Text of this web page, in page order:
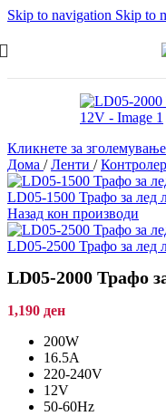
Skip to navigation Skip to
Кликнете за зголемување
Дома / Ленти /
LD05-1500 Трафо за лед
Назад кон производи
LD05-2500 Трафо за лед
LD05-2000 Трафо
1,190 ден
200W
16.5A
220-240V
12V
50-60Hz